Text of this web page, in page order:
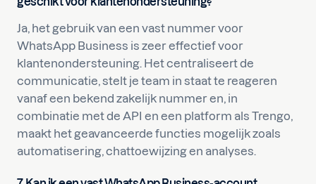
Ja, het gebruik van een vast nummer voor
WhatsApp Business is zeer effectief voor
klantenondersteuning. Het centraliseert de
communicatie, stelt je team in staat te reageren
vanaf een bekend zakelijk nummer en, in
combinatie met de API en een platform als Trengo,
maakt het geavanceerde functies mogelijk zoals
automatisering, chattoewijzing en analyses.